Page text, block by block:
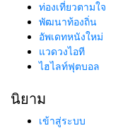
ท่องเที่ยวตามใจ
พัฒนาท้องถิ่น
อัพเดทหนังใหม่
แวดวงไอที
ไฮไลท์ฟุตบอล
นิยาม
เข้าสู่ระบบ